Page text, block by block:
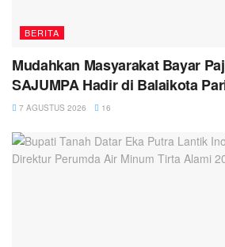
BERITA
Mudahkan Masyarakat Bayar
SAJUMPA Hadir di Balaikota
7 AGUSTUS 2026 16